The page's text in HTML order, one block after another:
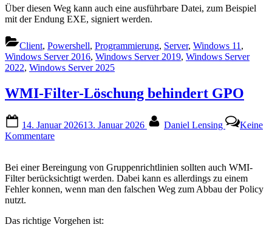
Über diesen Weg kann auch eine ausführbare Datei, zum Beispiel
mit der Endung EXE, signiert werden.
Client, Powershell, Programmierung, Server, Windows 11 ,
Windows Server 2016, Windows Server 2019, Windows Server
2022, Windows Server 2025
WMI-Filter-Löschung behindert GPO
on
14. Januar 202613. Januar 2026 Daniel Lensing
Keine
Kommentarezu
Löschung
behindert
GPO
Bei einer Bereingung von Gruppenrichtlinien sollten auch WMI-
Filter berücksichtigt werden. Dabei kann es allerdings zu einem
Fehler konnen, wenn man den falschen Weg zum Abbau der Policy
nutzt.
Das richtige Vorgehen ist: